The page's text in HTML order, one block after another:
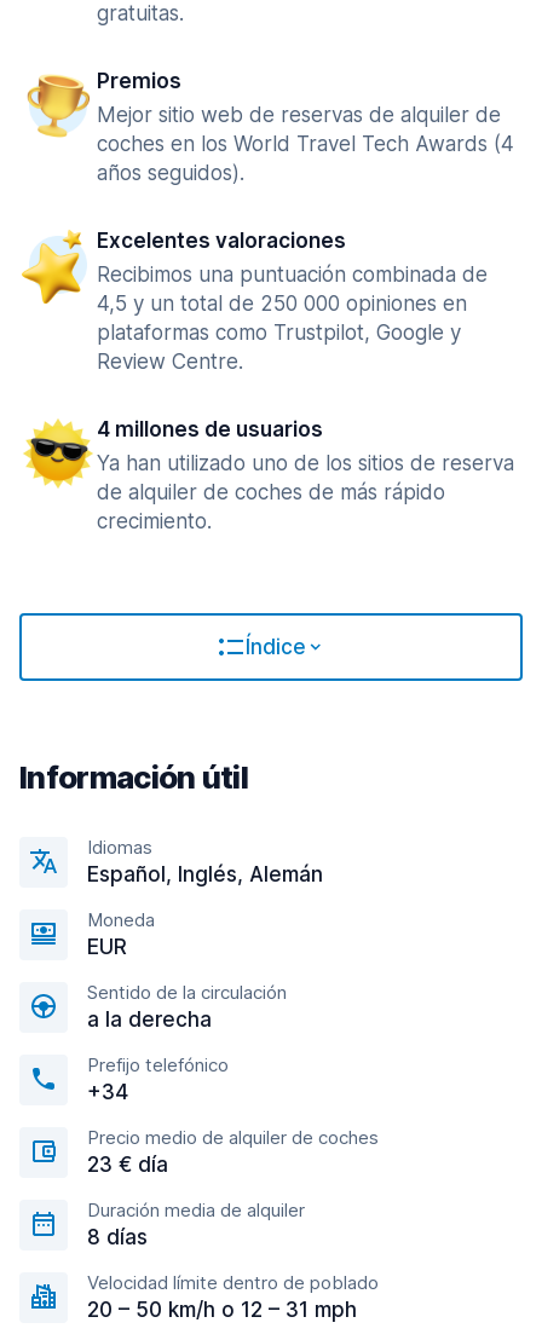
gratuitas.
Premios
Mejor sitio web de reservas de alquiler de
coches en los World Travel Tech Awards (4
años seguidos).
Excelentes valoraciones
Recibimos una puntuación combinada de
4,5 y un total de 250 000 opiniones en
plataformas como Trustpilot, Google y
Review Centre.
4 millones de usuarios
Ya han utilizado uno de los sitios de reserva
de alquiler de coches de más rápido
crecimiento.
Índice
Información útil
Idiomas
Español, Inglés, Alemán
Moneda
EUR
Sentido de la circulación
a la derecha
Prefijo telefónico
+34
Precio medio de alquiler de coches
23 € día
Duración media de alquiler
8 días
Velocidad límite dentro de poblado
20 – 50 km/h o 12 – 31 mph